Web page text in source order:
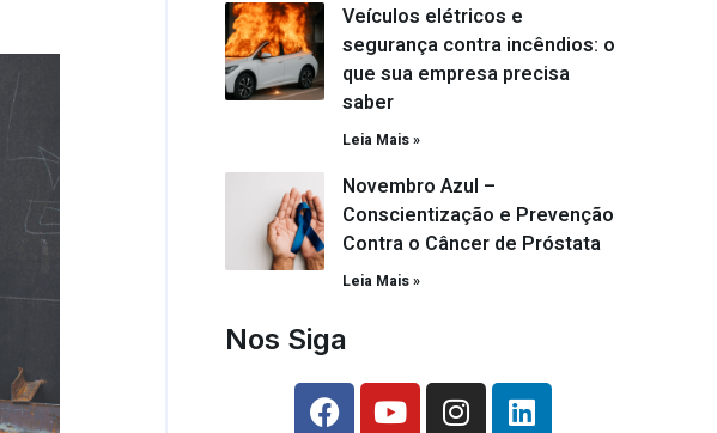
Veículos elétricos e
segurança contra incêndios: o
que sua empresa precisa
saber
Leia Mais »
Novembro Azul –
Conscientização e Prevenção
Contra o Câncer de Próstata
Leia Mais »
Nos Siga